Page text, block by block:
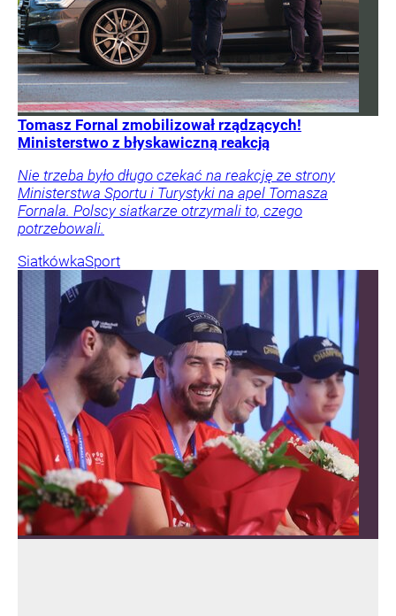
Tomasz Fornal zmobilizował rządzących!
Ministerstwo z błyskawiczną reakcją
Nie trzeba było długo czekać na reakcję ze strony
Ministerstwa Sportu i Turystyki na apel Tomasza
Fornala. Polscy siatkarze otrzymali to, czego
potrzebowali.
SiatkówkaSport